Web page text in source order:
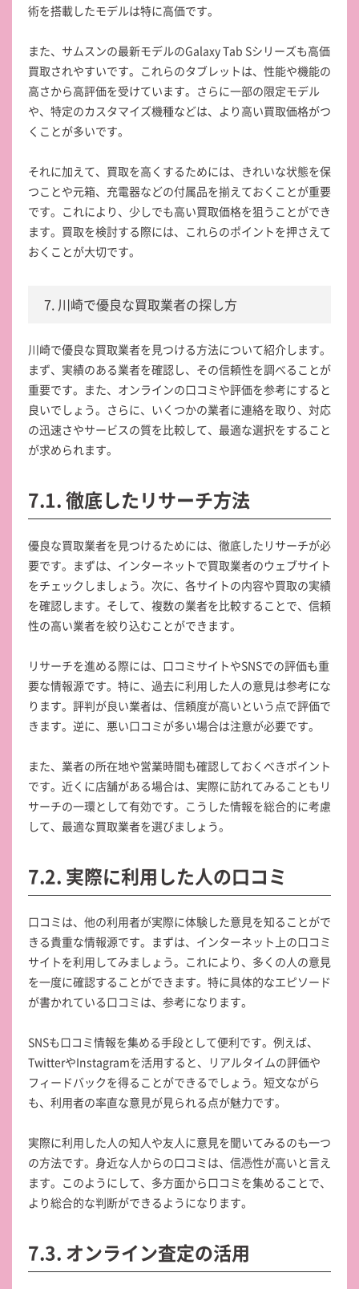
術を搭載したモデルは特に高価です。
また、サムスンの最新モデルのGalaxy Tab Sシリーズも高価
買取されやすいです。これらのタブレットは、性能や機能の
高さから高評価を受けています。さらに一部の限定モデル
や、特定のカスタマイズ機種などは、より高い買取価格がつ
くことが多いです。
それに加えて、買取を高くするためには、きれいな状態を保
つことや元箱、充電器などの付属品を揃えておくことが重要
です。これにより、少しでも高い買取価格を狙うことができ
ます。買取を検討する際には、これらのポイントを押さえて
おくことが大切です。
7. 川崎で優良な買取業者の探し方
川崎で優良な買取業者を見つける方法について紹介します。
まず、実績のある業者を確認し、その信頼性を調べることが
重要です。また、オンラインの口コミや評価を参考にすると
良いでしょう。さらに、いくつかの業者に連絡を取り、対応
の迅速さやサービスの質を比較して、最適な選択をすること
が求められます。
7.1. 徹底したリサーチ方法
優良な買取業者を見つけるためには、徹底したリサーチが必
要です。まずは、インターネットで買取業者のウェブサイト
をチェックしましょう。次に、各サイトの内容や買取の実績
を確認します。そして、複数の業者を比較することで、信頼
性の高い業者を絞り込むことができます。
リサーチを進める際には、口コミサイトやSNSでの評価も重
要な情報源です。特に、過去に利用した人の意見は参考にな
ります。評判が良い業者は、信頼度が高いという点で評価で
きます。逆に、悪い口コミが多い場合は注意が必要です。
また、業者の所在地や営業時間も確認しておくべきポイント
です。近くに店舗がある場合は、実際に訪れてみることもリ
サーチの一環として有効です。こうした情報を総合的に考慮
して、最適な買取業者を選びましょう。
7.2. 実際に利用した人の口コミ
口コミは、他の利用者が実際に体験した意見を知ることがで
きる貴重な情報源です。まずは、インターネット上の口コミ
サイトを利用してみましょう。これにより、多くの人の意見
を一度に確認することができます。特に具体的なエピソード
が書かれている口コミは、参考になります。
SNSも口コミ情報を集める手段として便利です。例えば、
TwitterやInstagramを活用すると、リアルタイムの評価や
フィードバックを得ることができるでしょう。短文ながら
も、利用者の率直な意見が見られる点が魅力です。
実際に利用した人の知人や友人に意見を聞いてみるのも一つ
の方法です。身近な人からの口コミは、信憑性が高いと言え
ます。このようにして、多方面から口コミを集めることで、
より総合的な判断ができるようになります。
7.3. オンライン査定の活用